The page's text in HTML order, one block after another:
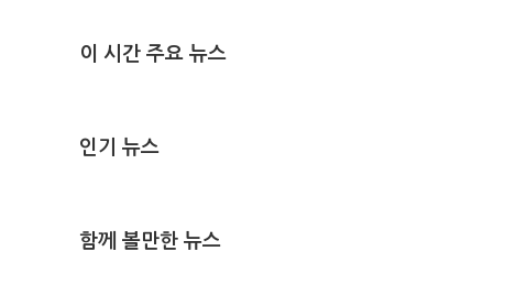
이 시간 주요 뉴스
인기 뉴스
함께 볼만한 뉴스